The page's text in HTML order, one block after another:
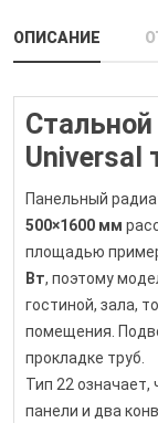
ОПИСАНИЕ
Universal
Панельный
500×1600 мм
площадью
Вт, поэтому
гостиной, зала,
помещения.
прокладке труб.
Тип 22 означает,
панели и два